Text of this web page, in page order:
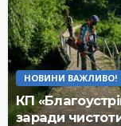
НОВИНИ ВАЖЛИВО!
КП
заради